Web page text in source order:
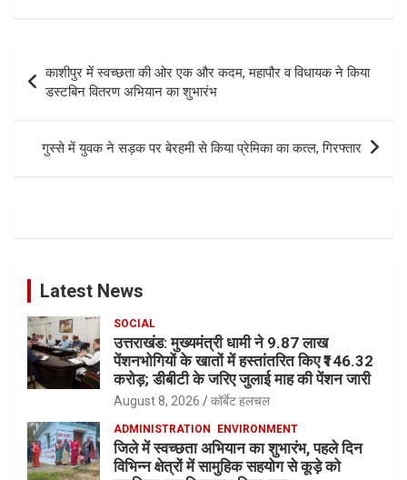
navigation
काशीपुर में स्वच्छता की ओर एक और कदम, महापौर व विधायक ने किया
डस्टबिन वितरण अभियान का शुभारंभ
गुस्से में युवक ने सड़क पर बेरहमी से किया प्रेमिका का कत्ल, गिरफ्तार
Latest News
SOCIAL
उत्तराखंड: मुख्यमंत्री धामी ने 9.87 लाख
पेंशनभोगियों के खातों में हस्तांतरित किए ₹146.32
करोड़; डीबीटी के जरिए जुलाई माह की पेंशन जारी
August 8, 2026 कॉर्बेट हलचल
ADMINISTRATION ENVIRONMENT
जिले में स्वच्छता अभियान का शुभारंभ, पहले दिन
विभिन्न क्षेत्रों में सामुहिक सहयोग से कूड़े को